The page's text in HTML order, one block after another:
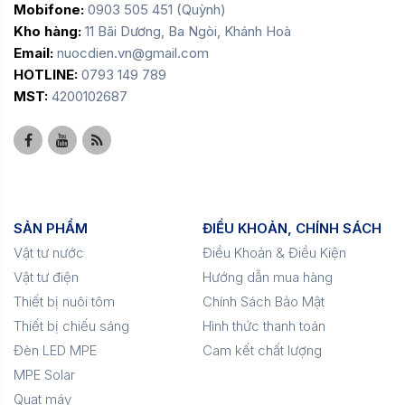
Mobifone: 0903 505 451 (Quỳnh)
Kho hàng: 11 Bãi Dương, Ba Ngòi, Khánh Hoà
Email: nuocdien.vn@gmail.com
HOTLINE: 0793 149 789
MST: 4200102687
SẢN PHẨM
Vật tư nước
Vật tư điện
Thiết bị nuôi tôm
Thiết bị chiếu sáng
Đèn LED MPE
MPE Solar
Quạt máy
ĐIỀU KHOẢN, CHÍNH SÁCH
Điều Khoản & Điều Kiện
Hướng dẫn mua hàng
Chính Sách Bảo Mật
Hình thức thanh toán
Cam kết chất lượng